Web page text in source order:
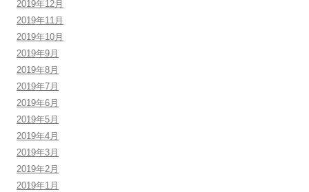
2019年12月
2019年11月
2019年10月
2019年9月
2019年8月
2019年7月
2019年6月
2019年5月
2019年4月
2019年3月
2019年2月
2019年1月